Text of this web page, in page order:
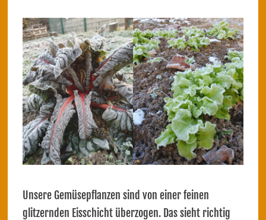
Unsere Gemüsepflanzen sind von einer feinen
glitzernden Eisschicht überzogen. Das sieht richtig